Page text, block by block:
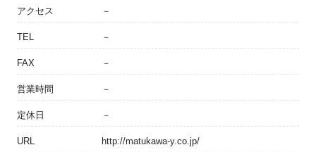
アクセス －
TEL －
FAX －
営業時間 －
定休日 －
URL http://matukawa-y.co.jp/